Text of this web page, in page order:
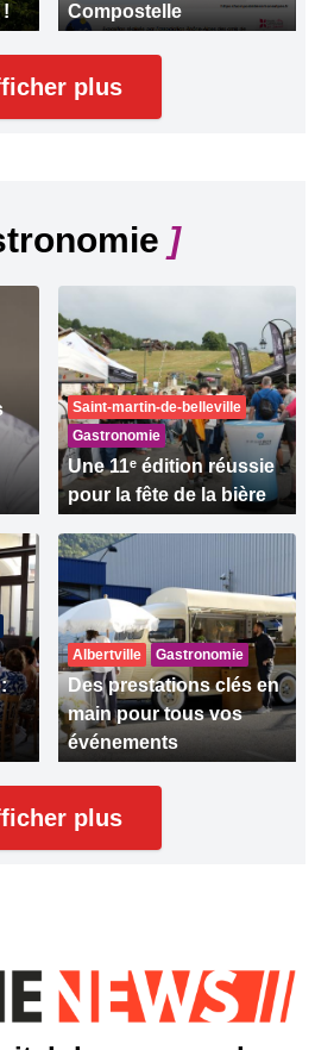
!
Compostelle
plus
]
Saint-martin-de-belleville
Gastronomie
Une 11ᵉ édition réussie
pour la fête de la bière
Albertville Gastronomie
Des prestations clés en
main pour tous vos
événements
plus